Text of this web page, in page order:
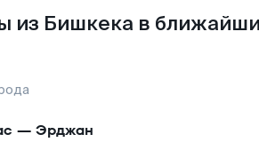
из Бишкека в
— Эрджан